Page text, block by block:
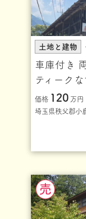
土地と建物
車庫付き
ティーク
価格 120 万円
埼玉県秩父郡小